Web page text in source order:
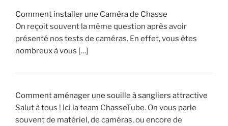
Comment installer une Caméra de Chasse
On reçoit souvent la même question après avoir
présenté nos tests de caméras. En effet, vous êtes
nombreux à vous […]
Comment aménager une souille à sangliers attractive
Salut à tous ! Ici la team ChasseTube. On vous parle
souvent de matériel, de caméras, ou encore de